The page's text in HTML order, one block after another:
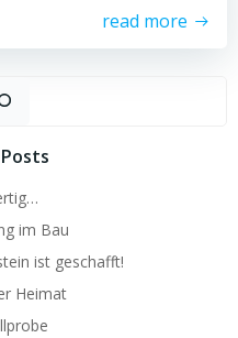
read more
im Bau
ist geschafft!
Heimat